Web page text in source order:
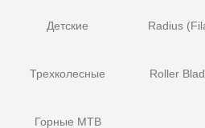
Детские
Трехколесные
Горные MTB
Radius
Roller